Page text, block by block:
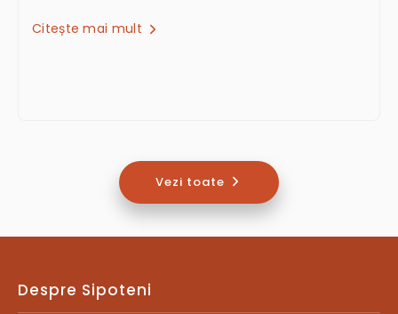
Citește mai mult
Vezi toate
Despre Sipoteni